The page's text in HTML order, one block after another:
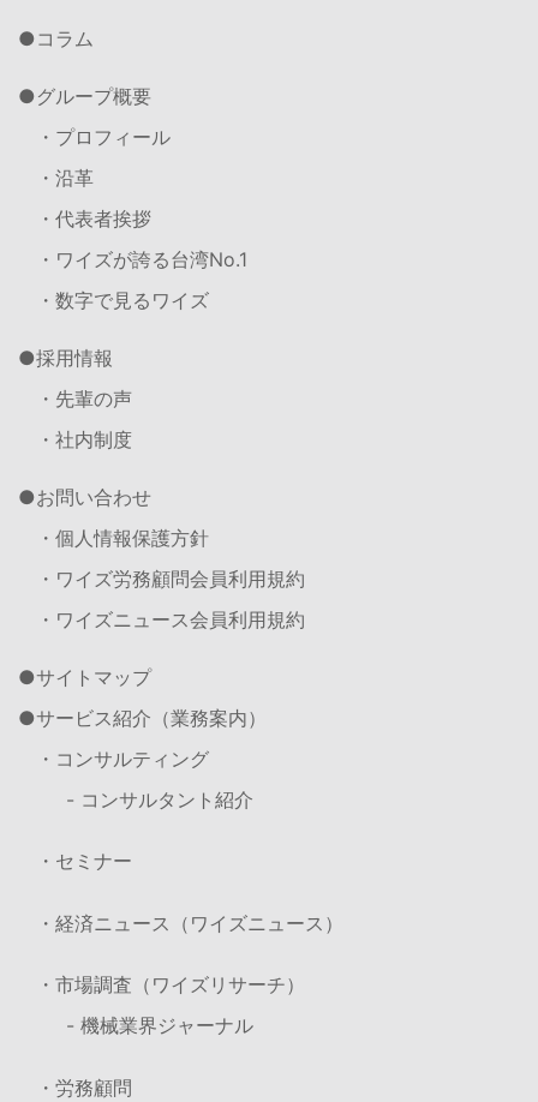
コラム
グループ概要
・プロフィール
・沿革
・代表者挨拶
・ワイズが誇る台湾No.1
・数字で見るワイズ
採用情報
・先輩の声
・社内制度
お問い合わせ
・個人情報保護方針
・ワイズ労務顧問会員利用規約
・ワイズニュース会員利用規約
サイトマップ
サービス紹介（業務案内）
・コンサルティング
- コンサルタント紹介
・セミナー
・経済ニュース（ワイズニュース）
・市場調査（ワイズリサーチ）
- 機械業界ジャーナル
・労務顧問